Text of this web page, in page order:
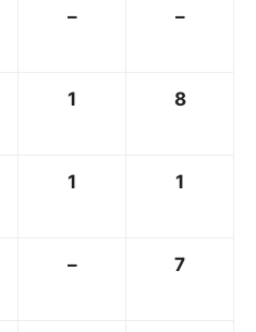
– –
1 8
1 1
– 7